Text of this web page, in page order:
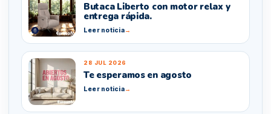
Butaca Liberto con motor relax y
entrega rápida.
Leer noticia→
28 JUL 2026
Te esperamos en agosto
Leer noticia→